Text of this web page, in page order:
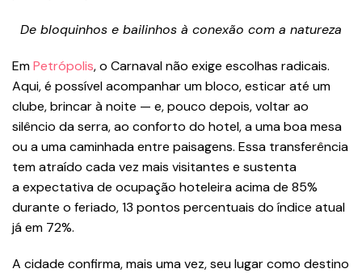
De bloquinhos e bailinhos à conexão com a natureza
EmPetrópolis, o Carnaval não exige escolhas radicais.
Aqui, é possível acompanhar um bloco, esticar até um
clube, brincar à noite — e, pouco depois, voltar ao
silêncio da serra, ao conforto do hotel, a uma boa mesa
ou a uma caminhada entre paisagens. Essa transferência
tem atraído cada vez mais visitantes e sustenta
a expectativa de ocupação hoteleira acima de 85%
durante o feriado, 13 pontos percentuais do índice atual
já em 72%.
A cidade confirma, mais uma vez, seu lugar como destino